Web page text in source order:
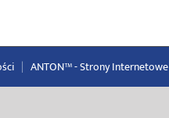
| ANTON™ -Strony